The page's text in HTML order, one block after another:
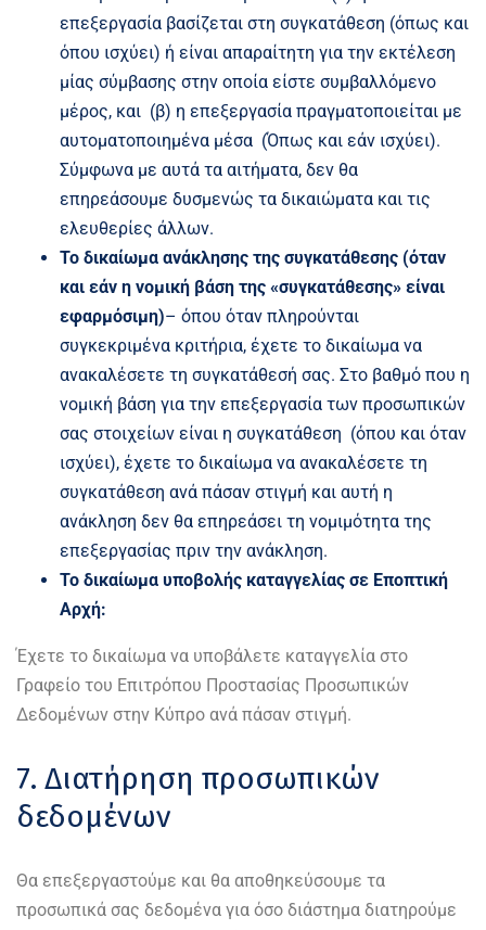
επεξεργασία βασίζεται στη συγκατάθεση (όπως και
όπου ισχύει) ή είναι απαραίτητη για την εκτέλεση
μίας σύμβασης στην οποία είστε συμβαλλόμενο
μέρος, και (β) η επεξεργασία πραγματοποιείται με
αυτοματοποιημένα μέσα (Όπως και εάν ισχύει).
Σύμφωνα με αυτά τα αιτήματα, δεν θα
επηρεάσουμε δυσμενώς τα δικαιώματα και τις
ελευθερίες άλλων.
Το δικαίωμα ανάκλησης της συγκατάθεσης (όταν
και εάν η νομική βάση της «συγκατάθεσης» είναι
εφαρμόσιμη)– όπου όταν πληρούνται
συγκεκριμένα κριτήρια, έχετε το δικαίωμα να
ανακαλέσετε τη συγκατάθεσή σας. Στο βαθμό που η
νομική βάση για την επεξεργασία των προσωπικών
σας στοιχείων είναι η συγκατάθεση (όπου και όταν
ισχύει), έχετε το δικαίωμα να ανακαλέσετε τη
συγκατάθεση ανά πάσαν στιγμή και αυτή η
ανάκληση δεν θα επηρεάσει τη νομιμότητα της
επεξεργασίας πριν την ανάκληση.
Το δικαίωμα υποβολής καταγγελίας σε Εποπτική
Αρχή:
Έχετε το δικαίωμα να υποβάλετε καταγγελία στο
Γραφείο του Επιτρόπου Προστασίας Προσωπικών
Δεδομένων στην Κύπρο ανά πάσαν στιγμή.
7. Διατήρηση προσωπικών
δεδομένων
Θα επεξεργαστούμε και θα αποθηκεύσουμε τα
προσωπικά σας δεδομένα για όσο διάστημα διατηρούμε